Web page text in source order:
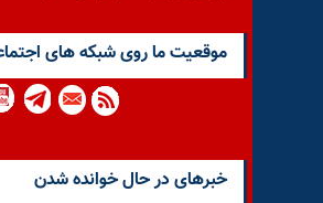
موقعيت ما روى شبكه هاى
خبرهای در حال خوانده شدن